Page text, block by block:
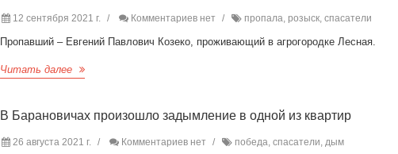
12 сентября 2021 г. Комментариев нет пропала, розыск, спасатели
Пропавший – Евгений Павлович Козеко, проживающий в агрогородке Лесная.
Читать далее
В Барановичах произошло задымление в одной из квартир
26 августа 2021 г. Комментариев нет победа, спасатели, дым